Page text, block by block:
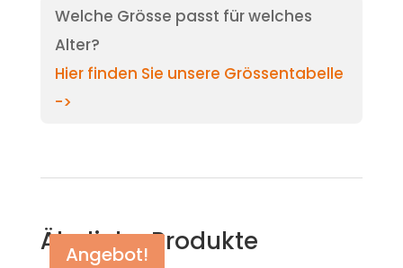
Welche Grösse passt für welches
Alter?
Hier finden Sie unsere Grössentabelle
->
Ähnliche Produkte
Angebot!
Angebot!